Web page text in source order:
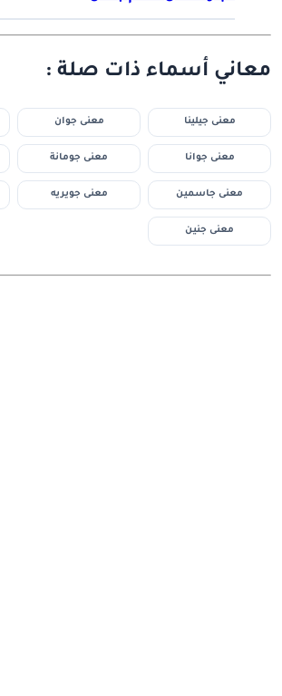
معاني أسماء ذات صلة :
معنى جيلينا معنى جوان
معنى جوانا معنى جومانة
معنى جاسمين معنى جويريه
معنى جنين